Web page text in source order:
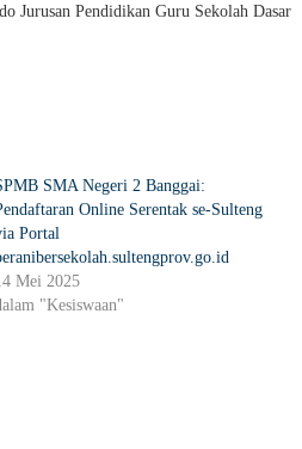
Jurusan Pendidikan Guru Sekolah Dasar
SMA Negeri 2 Banggai:
Online Serentak se-Sulteng
Portal
Mei 2025
"Kesiswaan"